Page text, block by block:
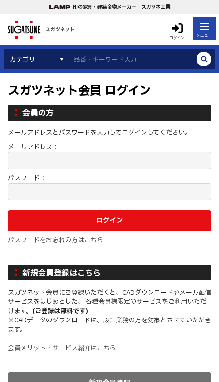
印の家具・建築金物メーカー｜スガツネ工業
スガツネット
ログイン メニュー
カテゴリ
スガツネット会員 ログイン
会員の方
メールアドレスとパスワードを入力してログインしてください。
メールアドレス：
パスワード：
パスワードをお忘れの方はこちら
新規会員登録はこちら
スガツネット会員にご登録いただくと、CADダウンロードやメール配信
サービスをはじめとした、 各種会員様限定のサービスをご利用いただ
けます。 (ご登録は無料です)
※CADデータのダウンロードは、設計業務の方を対象とさせていただき
ます。
会員メリット・サービス紹介はこちら